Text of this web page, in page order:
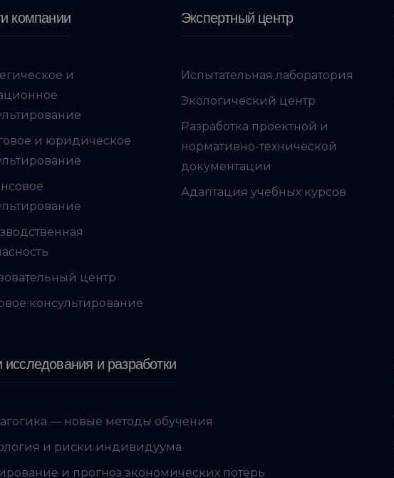
компании
и
и юридическое
центр
консультирование
Экспертный центр
Испытательная лаборатория
Экологический центр
Разработка проектной и
нормативно-технической
документации
Адаптация учебных курсов
и разработки
— новые методы обучения
и риски индивидуума
и прогноз экономических потерь